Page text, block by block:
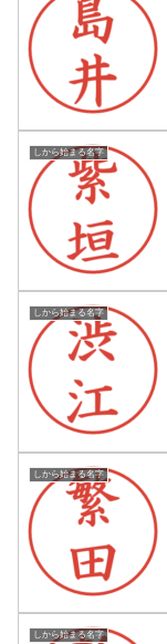
しから始まる名字
しから始まる名字
しから始まる名字
しから始まる名字